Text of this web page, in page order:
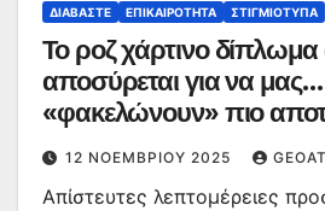
ΔΙΑΒΆΣΤΕ ΕΠΙΚΑΙΡΌΤΗΤΑ ΣΤΙΓΜΙΌΤΥΠΑ
Το ροζ χάρτινο
αποσύρεται για να μας…
«φακελώνουν» πιο
12 ΝΟΕΜΒΡΊΟΥ 2025
Απίστευτες λεπτομέρειες